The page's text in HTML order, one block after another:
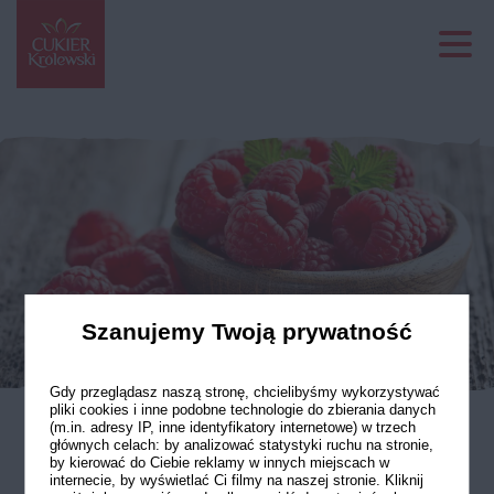
Dżem malinowy
Szanujemy Twoją prywatność
Gdy przeglądasz naszą stronę, chcielibyśmy wykorzystywać
pliki cookies i inne podobne technologie do zbierania danych
(m.in. adresy IP, inne identyfikatory internetowe) w trzech
głównych celach: by analizować statystyki ruchu na stronie,
by kierować do Ciebie reklamy w innych miejscach w
internecie, by wyświetlać Ci filmy na naszej stronie. Kliknij